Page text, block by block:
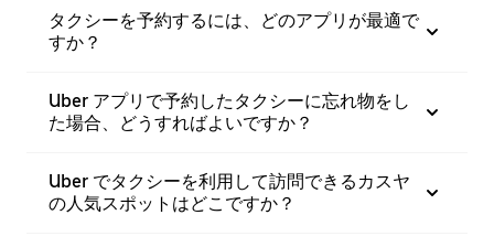
タクシーを予約するには、どのアプリが最適で
すか？
Uber アプリで予約したタクシーに忘れ物をし
た場合、どうすればよいですか？
Uber でタクシーを利用して訪問できるカスヤ
の人気スポットはどこですか？